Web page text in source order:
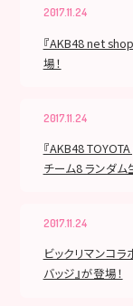
2017.11.24
『AKB48 net
場！
2017.11.24
『AKB48
チーム8 ランダム
2017.11.24
ビックリマンコ
バッジ』が登場！